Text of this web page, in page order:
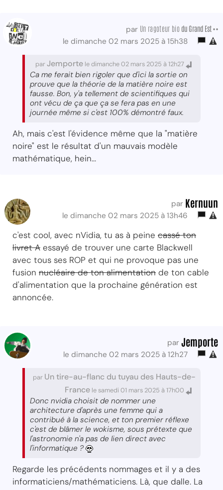
par Un ragoteur bio du Grand Est ••
le dimanche 02 mars 2025 à 15h38
parJemporte le dimanche 02 mars 2025 à 12h27
Ca me ferait bien rigoler que d'ici la sortie on
prouve que la théorie de la matière noire est
fausse. Bon, y'a tellement de scientifiques qui
ont vécu de ça que ça se fera pas en une
journée même si c'est 100% démontré faux.
Ah, mais c'est l'évidence même que la "matière
noire" est le résultat d'un mauvais modèle
mathématique, hein...
par Kernuun
le dimanche 02 mars 2025 à 13h46
c'est cool, avec nVidia, tu as à peine cassé ton
livret A essayé de trouver une carte Blackwell
avec tous ses ROP et qui ne provoque pas une
fusion nucléaire de ton alimentation de ton cable
d'alimentation que la prochaine génération est
annoncée.
par Jemporte
le dimanche 02 mars 2025 à 12h27
par Un tire-au-flanc du tuyau des Hauts-de-
France le samedi 01 mars 2025 à 17h00
Donc nvidia choisit de nommer une
architecture d'après une femme qui a
contribué à la science, et ton premier réflexe
c'est de blâmer le wokisme, sous prétexte que
l'astronomie n'a pas de lien direct avec
l'informatique ?
Regarde les précédents nommages et il y a des
informaticiens/mathématiciens. Là, que dalle. La